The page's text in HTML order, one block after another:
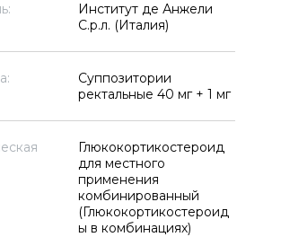
Институт де Анжели
С.р.л. (Италия)
Суппозитории
ректальные 40 мг + 1 мг
Глюкокортикостероид
для местного
применения
комбинированный
(Глюкокортикостероид
ы в комбинациях)